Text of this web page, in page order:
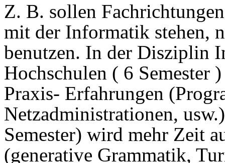
Z. B. sollen
mit der Informatik stehen,
benutzen. In der Disziplin
Hochschulen ( 6 Semester
Praxis- Erfahrungen
Netzadministrationen,
Semester) wird mehr Zeit
(generative Grammatik,